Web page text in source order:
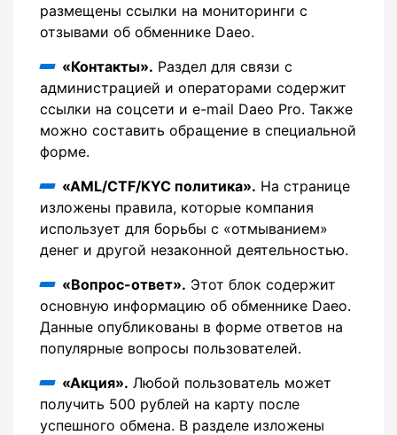
размещены ссылки на мониторинги с
отзывами об обменнике Daeo.
«Контакты». Раздел для связи с
администрацией и операторами содержит
ссылки на соцсети и e-mail Daeo Pro. Также
можно составить обращение в специальной
форме.
«AML/CTF/KYC политика». На странице
изложены правила, которые компания
использует для борьбы с «отмыванием»
денег и другой незаконной деятельностью.
«Вопрос-ответ». Этот блок содержит
основную информацию об обменнике Daeo.
Данные опубликованы в форме ответов на
популярные вопросы пользователей.
«Акция». Любой пользователь может
получить 500 рублей на карту после
успешного обмена. В разделе изложены